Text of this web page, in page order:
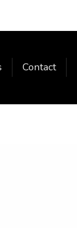
Contact